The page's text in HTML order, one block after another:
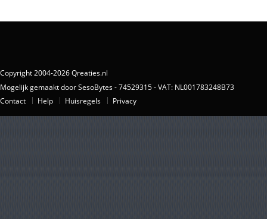
Copyright 2004-2026 Qreaties.nl
Mogelijk gemaakt door SesoBytes - 74529315 - VAT: NL001783248B73
Contact
Help Huisregels Privacy